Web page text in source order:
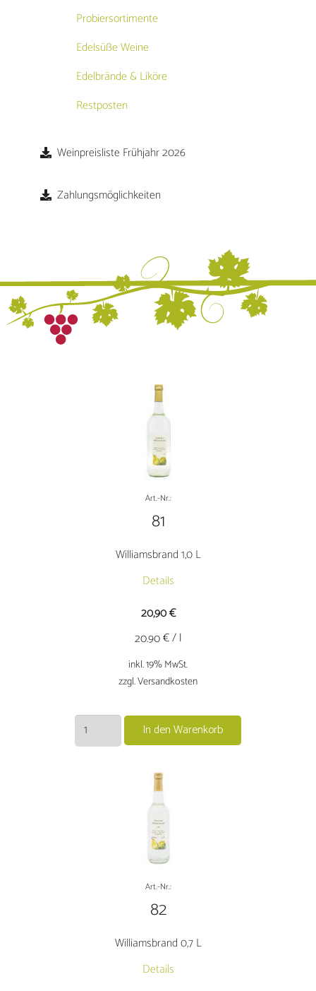
Probiersortimente
Edelsüße Weine
Edelbrände & Liköre
Restposten
Weinpreisliste Frühjahr 2026
Zahlungsmöglichkeiten
Art.-Nr.:
81
Williamsbrand 1,0 L
Details
20,90€
20.90€ / l
inkl. 19% MwSt.
zzgl. Versandkosten
Williamsbrand
1,0
In den Warenkorb
Art.-Nr.:
82
Williamsbrand 0,7 L
Details